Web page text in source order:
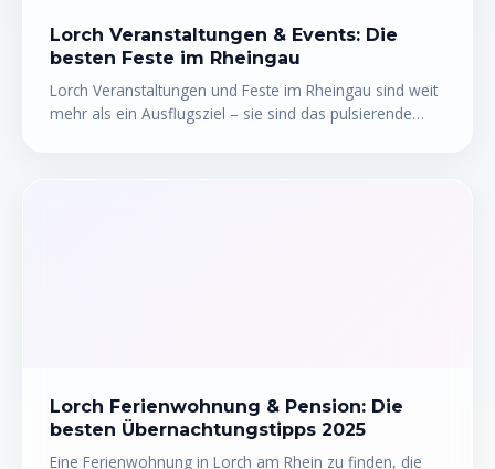
Lorch Veranstaltungen & Events: Die
besten Feste im Rheingau
Lorch Veranstaltungen und Feste im Rheingau sind weit
mehr als ein Ausflugsziel – sie sind das pulsierende
Lorch Ferienwohnung & Pension: Die
besten Übernachtungstipps 2025
Eine Ferienwohnung in Lorch am Rhein zu finden, die